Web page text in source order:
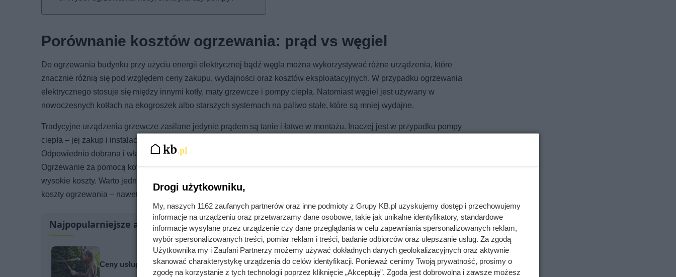
Porównanie kosztów ogrzewania: prąd vs węgiel
Do ogrzewania budynku przy użyciu energii elektrycznej bądź węgla można wykorzystywać różne urządzenia, które
znacznie różnią się pod względem ceny zakupu, wydajności oraz kosztów eksploatacyjnych. W przypadku ogrzewania
elektrycznego stosuje się między innymi kotły, maty grzewcze i pompy ciepła. Natomiast węgiel jest używany w
nowoczesnych kotłach na ekogroszek albo starszych systemach na paliwo stałe, które są mniej wydajne.
Tradycyjne urządzenia grzewcze zasilane jedynie prądem są tanie i łatwe w montażu. Inaczej jest w przypadku pompy
ciepła – jej zakup i instalacja to zdecydowanie wyższy wydatek. Jednak podczas użytkowania sytuacja się zmienia.
Odpowiednio dobrana i właściwie zamontowana pompa zużywa znacznie mniej energii elektrycznej niż tradycyjny kocioł.
Ogrzewanie za pomocą kotła elektrycznego wiąże się z dużym zużyciem energii, co przy obecnych cenach prądu oznacza
wysokie koszty. Warto jednak pamiętać, że pompę ciepła można połączyć z systemem fotowoltaicznym, co znacznie obniży
koszty ogrzewania – nawet do zera.
Najpopularniejsze artykuły
Ceny usług ogrodniczych wystrzeliły. Tyle zapłacisz teraz za podstawowe prace
Drogi użytkowniku,
My, naszych 1162 zaufanych partnerów oraz inne podmioty z Grupy KB.pl uzyskujemy dostęp i przechowujemy
informacje na urządzeniu oraz przetwarzamy dane osobowe, takie jak unikalne identyfikatory, standardowe
informacje wysyłane przez urządzenie czy dane przeglądania w celu zapewniania spersonalizowanych reklam,
wybór spersonalizowanych treści, pomiar reklam i treści, badanie odbiorców oraz ulepszanie usług. Za zgodą
Użytkownika my i Zaufani Partnerzy możemy używać dokładnych danych geolokalizacyjnych oraz aktywnie
skanować charakterystykę urządzenia do celów identyfikacji. Ponieważ cenimy Twoją prywatność, prosimy o
zgodę na korzystanie z tych technologii poprzez kliknięcie „Akceptuję”. Zgoda jest dobrowolna i zawsze możesz